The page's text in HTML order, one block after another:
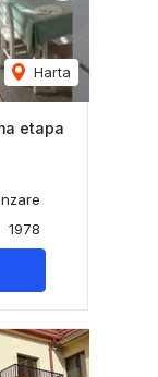
Harta
etapa
1978